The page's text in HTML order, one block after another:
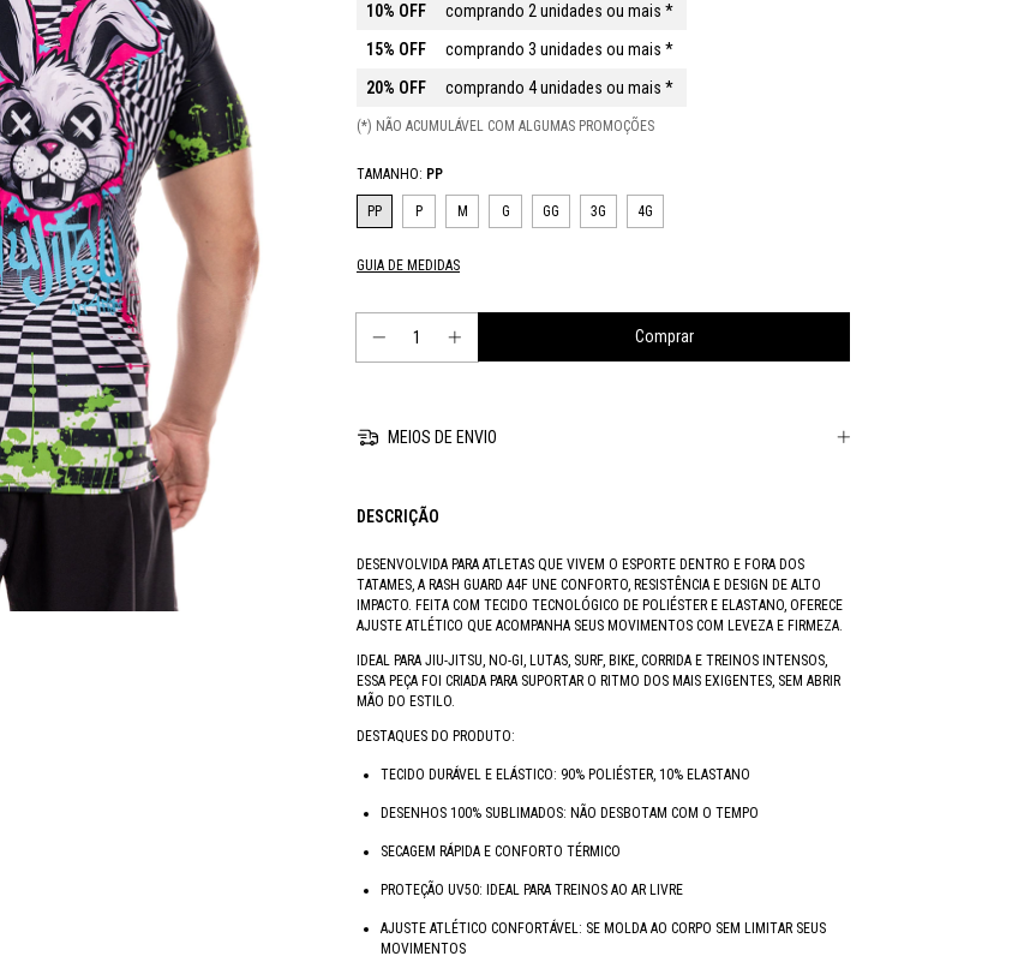
10% OFF
comprando 2 unidades ou mais *
15% OFF
comprando 3 unidades ou mais *
20% OFF
comprando 4 unidades ou mais *
(*) NÃO ACUMULÁVEL COM ALGUMAS PROMOÇÕES
TAMANHO: PP
PP P M G GG 3G 4G
GUIA DE MEDIDAS
MEIOS DE ENVIO
DESCRIÇÃO
DESENVOLVIDA PARA ATLETAS QUE VIVEM O ESPORTE DENTRO E FORA DOS
TATAMES, A RASH GUARD A4F UNE CONFORTO, RESISTÊNCIA E DESIGN DE ALTO
IMPACTO. FEITA COM TECIDO TECNOLÓGICO DE POLIÉSTER E ELASTANO, OFERECE
AJUSTE ATLÉTICO QUE ACOMPANHA SEUS MOVIMENTOS COM LEVEZA E FIRMEZA.
IDEAL PARA JIU-JITSU, NO-GI, LUTAS, SURF, BIKE, CORRIDA E TREINOS INTENSOS,
ESSA PEÇA FOI CRIADA PARA SUPORTAR O RITMO DOS MAIS EXIGENTES, SEM ABRIR
MÃO DO ESTILO.
DESTAQUES DO PRODUTO:
TECIDO DURÁVEL E ELÁSTICO: 90% POLIÉSTER, 10% ELASTANO
DESENHOS 100% SUBLIMADOS: NÃO DESBOTAM COM O TEMPO
SECAGEM RÁPIDA E CONFORTO TÉRMICO
PROTEÇÃO UV50: IDEAL PARA TREINOS AO AR LIVRE
AJUSTE ATLÉTICO CONFORTÁVEL: SE MOLDA AO CORPO SEM LIMITAR SEUS
MOVIMENTOS